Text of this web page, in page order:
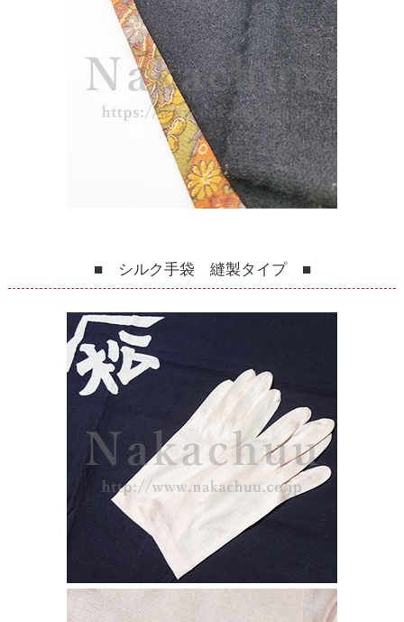
■ シルク手袋 縫製タイプ ■